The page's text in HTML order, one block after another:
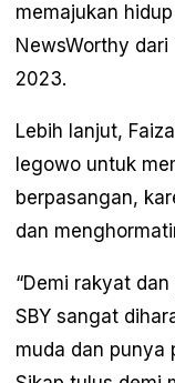
memajukan
NewsWorthy
2023.
Lebih lanjut,
legowo untuk
berpasangan,
dan
“Demi rakyat
SBY sangat
muda dan punya